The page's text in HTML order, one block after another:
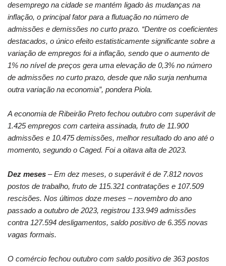
desemprego na cidade se mantém ligado às mudanças na
inflação, o principal fator para a flutuação no número de
admissões e demissões no curto prazo. “Dentre os coeficientes
destacados, o único efeito estatisticamente significante sobre a
variação de empregos foia inflação, sendo que o aumento de
1% no nível de preços gera uma elevação de 0,3% no número
de admissões no curto prazo, desde que não surja nenhuma
outra variação na economia”, pondera Piola.
A economia de Ribeirão Preto fechou outubro com superávit de
1.425 empregos com carteira assinada, fruto de 11.900
admissões e 10.475 demissões, melhor resultado do ano até o
momento, segundo o Caged. Foi a oitava alta de 2023.
Dez meses –Em dez meses, o superávit é de 7.812 novos
postos de trabalho, fruto de 115.321 contratações e 107.509
rescisões. Nos últimos doze meses – novembro do ano
passado a outubro de 2023, registrou 133.949 admissões
contra 127.594 desligamentos, saldo positivo de 6.355 novas
vagas formais.
O comércio fechou outubro com saldo positivo de 363 postos